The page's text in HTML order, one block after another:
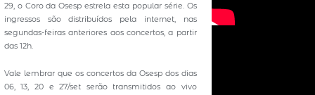
29, o Coro da Osesp estrela esta popular série. Os
ingressos são distribuídos pela internet, nas
segundas-feiras anteriores aos concertos, a partir
das 12h.
Vale lembrar que os concertos da Osesp dos dias
06, 13, 20 e 27/set serão transmitidos ao vivo